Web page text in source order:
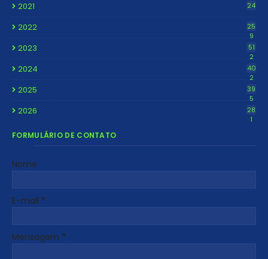
2021 24
2022
25
9
2023
51
2
2024
40
2
2025
39
5
2026
28
1
FORMULÁRIO DE CONTATO
Nome
E-mail *
Mensagem *